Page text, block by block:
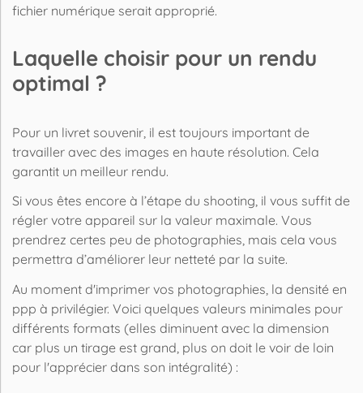
fichier numérique serait approprié.
Laquelle choisir pour un rendu
optimal ?
Pour un livret souvenir, il est toujours important de
travailler avec des images en haute résolution. Cela
garantit un meilleur rendu.
Si vous êtes encore à l’étape du shooting, il vous suffit de
régler votre appareil sur la valeur maximale. Vous
prendrez certes peu de photographies, mais cela vous
permettra d’améliorer leur netteté par la suite.
Au moment d'imprimer vos photographies, la densité en
ppp à privilégier. Voici quelques valeurs minimales pour
différents formats (elles diminuent avec la dimension
car plus un tirage est grand, plus on doit le voir de loin
pour l'apprécier dans son intégralité) :